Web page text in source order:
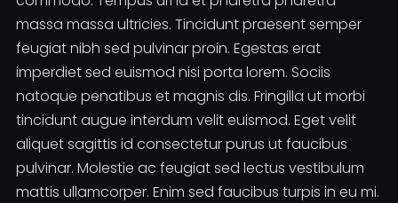
massa massa ultricies. Tincidunt praesent semper
feugiat nibh sed pulvinar proin. Egestas erat
imperdiet sed euismod nisi porta lorem. Sociis
natoque penatibus et magnis dis. Fringilla ut morbi
tincidunt augue interdum velit euismod. Eget velit
aliquet sagittis id consectetur purus ut faucibus
pulvinar. Molestie ac feugiat sed lectus vestibulum
mattis ullamcorper. Enim sed faucibus turpis in eu mi.